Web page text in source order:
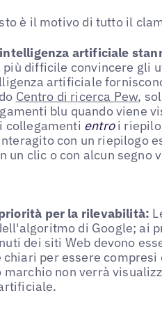
è il motivo di tutto il
artificiale
difficile convincere gli
artificiale
Centro di ricerca Pew,
blu quando viene
collegamenti entroi
con un riepilogo
un clic o con alcun
per la rilevabilità:
di Google; ai
dei siti Web devono
chiari per essere
non verrà